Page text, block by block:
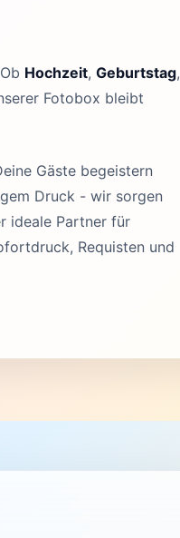
Hochzeit, Geburtstag,
Fotobox bleibt
Gäste begeistern
Druck - wir sorgen
ideale Partner für
Requisten und